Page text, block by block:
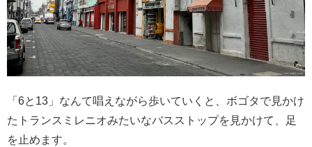
「6と13」なんて唱えながら歩いていくと、ボゴタで見かけ
たトランスミレニオみたいなバスストップを見かけて、足
を止めます。